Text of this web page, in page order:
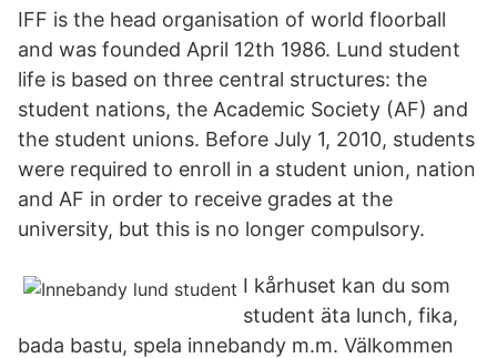
IFF is the head organisation of world floorball
and was founded April 12th 1986. Lund student
life is based on three central structures: the
student nations, the Academic Society (AF) and
the student unions. Before July 1, 2010, students
were required to enroll in a student union, nation
and AF in order to receive grades at the
university, but this is no longer compulsory.
I kårhuset kan du som
student äta lunch, fika,
bada bastu, spela innebandy m.m. Välkommen